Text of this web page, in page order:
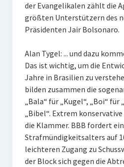
der Evangelikalen zählt die
größten Unterstützern des
Präsidenten Jair Bolsonaro.
Alan Tygel: ... und dazu
Das ist wichtig, um die
Jahre in Brasilien zu
bilden zusammen die
„Bala“ für „Kugel“, „Boi“ für
„Bibel“. Extrem
die Klammer. BBB fordert
Strafmündigkeitsalters auf
leichteren Zugang zu
der Block sich gegen die